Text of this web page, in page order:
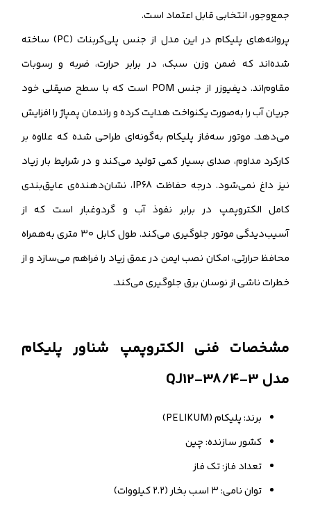
جمع‌وجور، انتخابی قابل اعتماد است.
پروانه‌های پلیکام در این مدل از جنس پلی‌کربنات (PC) ساخته
شده‌اند که ضمن وزن سبک، در برابر حرارت، ضربه و رسوبات
مقاوم‌اند. دیفیوزر از جنس POM است که با سطح صیقلی خود
جریان آب را به‌صورت یکنواخت هدایت کرده و راندمان پمپاژ را افزایش
می‌دهد. موتور سه‌فاز پلیکام به‌گونه‌ای طراحی شده که علاوه بر
کارکرد مداوم، صدای بسیار کمی تولید می‌کند و در شرایط بار زیاد
نیز داغ نمی‌شود. درجه حفاظت IP68، نشان‌دهنده‌ی عایق‌بندی
کامل الکتروپمپ در برابر نفوذ آب و گردوغبار است که از
آسیب‌دیدگی موتور جلوگیری می‌کند. طول کابل ۳۰ متری به‌همراه
محافظ حرارتی، امکان نصب ایمن در عمق زیاد را فراهم می‌سازد و از
خطرات ناشی از نوسان برق جلوگیری می‌کند.
مشخصات فنی الکتروپمپ شناور پلیکام
مدل QJ12-38/4-3
برند: پلیکام (PELIKUM)
کشور سازنده: چین
تعداد فاز: تک فاز
توان نامی: ۳ اسب بخار (۲.۲ کیلووات)